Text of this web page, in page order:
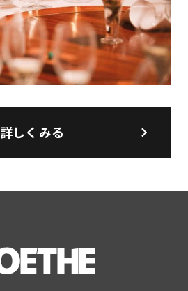
詳しくみる